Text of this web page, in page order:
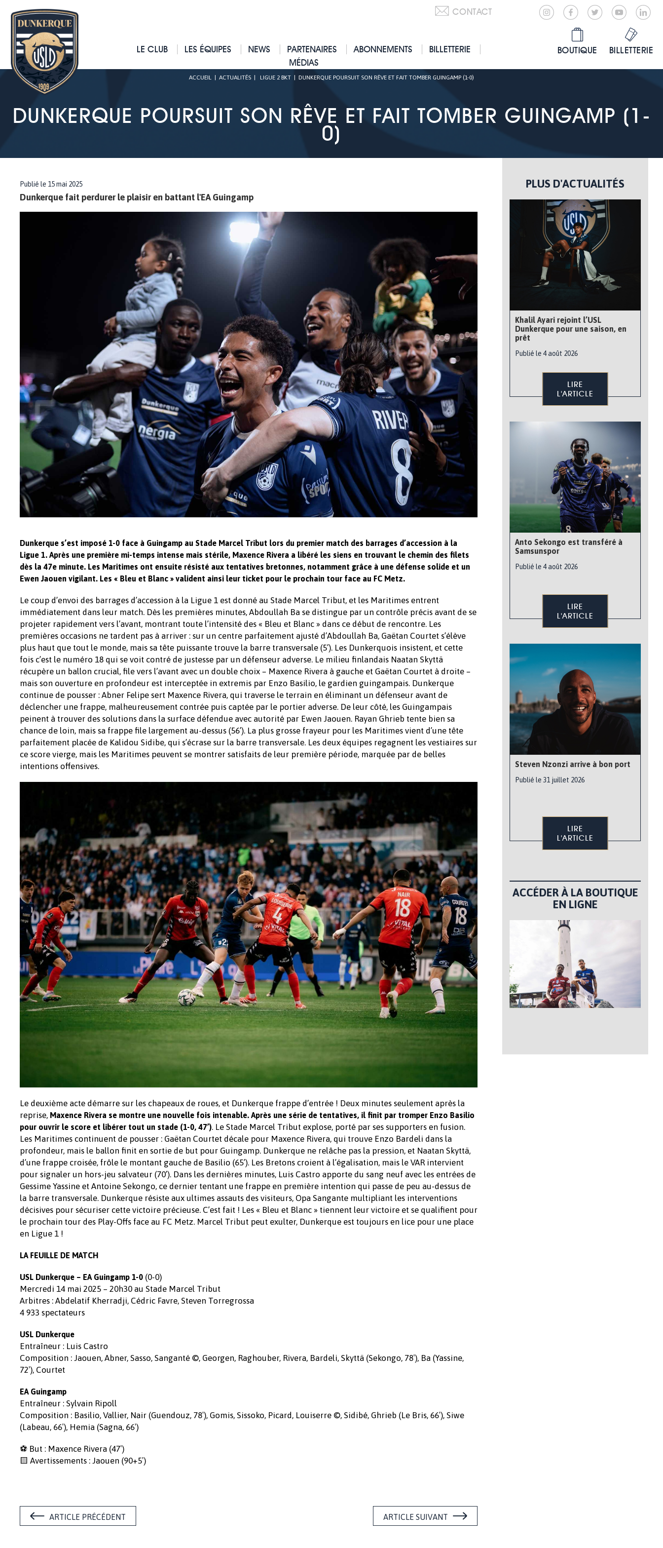
CONTACT
LE CLUB LES ÉQUIPES NEWS PARTENAIRES ABONNEMENTS
BILLETTERIE
MÉDIAS
BOUTIQUE BILLETTERIE
ACCUEIL ACTUALITÉS LIGUE 2 BKT DUNKERQUE POURSUIT SON RÊVE ET FAIT TOMBER GUINGAMP (1-0)
DUNKERQUE POURSUIT SON RÊVE ET FAIT TOMBER GUINGAMP (1-
0)
Publié le 15 mai 2025
Dunkerque fait perdurer le plaisir en battant l'EA Guingamp
Dunkerque s’est imposé 1-0 face à Guingamp au Stade Marcel Tribut lors du premier match des barrages d’accession à la
Ligue 1. Après une première mi-temps intense mais stérile, Maxence Rivera a libéré les siens en trouvant le chemin des filets
dès la 47e minute. Les Maritimes ont ensuite résisté aux tentatives bretonnes, notamment grâce à une défense solide et un
Ewen Jaouen vigilant. Les « Bleu et Blanc » valident ainsi leur ticket pour le prochain tour face au FC Metz.
Le coup d’envoi des barrages d’accession à la Ligue 1 est donné au Stade Marcel Tribut, et les Maritimes entrent
immédiatement dans leur match. Dès les premières minutes, Abdoullah Ba se distingue par un contrôle précis avant de se
projeter rapidement vers l’avant, montrant toute l’intensité des « Bleu et Blanc » dans ce début de rencontre. Les
premières occasions ne tardent pas à arriver : sur un centre parfaitement ajusté d’Abdoullah Ba, Gaëtan Courtet s’élève
plus haut que tout le monde, mais sa tête puissante trouve la barre transversale (5’). Les Dunkerquois insistent, et cette
fois c’est le numéro 18 qui se voit contré de justesse par un défenseur adverse. Le milieu finlandais Naatan Skyttä
récupère un ballon crucial, file vers l’avant avec un double choix – Maxence Rivera à gauche et Gaëtan Courtet à droite –
mais son ouverture en profondeur est interceptée in extremis par Enzo Basilio, le gardien guingampais. Dunkerque
continue de pousser : Abner Felipe sert Maxence Rivera, qui traverse le terrain en éliminant un défenseur avant de
déclencher une frappe, malheureusement contrée puis captée par le portier adverse. De leur côté, les Guingampais
peinent à trouver des solutions dans la surface défendue avec autorité par Ewen Jaouen. Rayan Ghrieb tente bien sa
chance de loin, mais sa frappe file largement au-dessus (56’). La plus grosse frayeur pour les Maritimes vient d’une tête
parfaitement placée de Kalidou Sidibe, qui s’écrase sur la barre transversale. Les deux équipes regagnent les vestiaires sur
ce score vierge, mais les Maritimes peuvent se montrer satisfaits de leur première période, marquée par de belles
intentions offensives.
Le deuxième acte démarre sur les chapeaux de roues, et Dunkerque frappe d’entrée ! Deux minutes seulement après la
reprise, Maxence Rivera se montre une nouvelle fois intenable. Après une série de tentatives, il finit par tromper Enzo Basilio
pour ouvrir le score et libérer tout un stade (1-0, 47’). Le Stade Marcel Tribut explose, porté par ses supporters en fusion.
Les Maritimes continuent de pousser : Gaëtan Courtet décale pour Maxence Rivera, qui trouve Enzo Bardeli dans la
profondeur, mais le ballon finit en sortie de but pour Guingamp. Dunkerque ne relâche pas la pression, et Naatan Skyttä,
d’une frappe croisée, frôle le montant gauche de Basilio (65’). Les Bretons croient à l’égalisation, mais le VAR intervient
pour signaler un hors-jeu salvateur (70’). Dans les dernières minutes, Luis Castro apporte du sang neuf avec les entrées de
Gessime Yassine et Antoine Sekongo, ce dernier tentant une frappe en première intention qui passe de peu au-dessus de
la barre transversale. Dunkerque résiste aux ultimes assauts des visiteurs, Opa Sangante multipliant les interventions
décisives pour sécuriser cette victoire précieuse. C’est fait ! Les « Bleu et Blanc » tiennent leur victoire et se qualifient pour
le prochain tour des Play-Offs face au FC Metz. Marcel Tribut peut exulter, Dunkerque est toujours en lice pour une place
en Ligue 1 !
LA FEUILLE DE MATCH
USL Dunkerque – EA Guingamp 1-0 (0-0)
Mercredi 14 mai 2025 – 20h30 au Stade Marcel Tribut
Arbitres : Abdelatif Kherradji, Cédric Favre, Steven Torregrossa
4 933 spectateurs
USL Dunkerque
Entraîneur : Luis Castro
Composition : Jaouen, Abner, Sasso, Sanganté ©, Georgen, Raghouber, Rivera, Bardeli, Skyttä (Sekongo, 78′), Ba (Yassine,
72′), Courtet
EA Guingamp
Entraîneur : Sylvain Ripoll
Composition : Basilio, Vallier, Nair (Guendouz, 78′), Gomis, Sissoko, Picard, Louiserre ©, Sidibé, Ghrieb (Le Bris, 66′), Siwe
(Labeau, 66′), Hemia (Sagna, 66′)
⚽ But : Maxence Rivera (47′)
🟨 Avertissements : Jaouen (90+5′)
ARTICLE PRÉCÉDENT ARTICLE SUIVANT
PLUS D'ACTUALITÉS
Khalil Ayari rejoint l’USL
Dunkerque pour une saison, en
prêt
Publié le 4 août 2026
LIRE
L'ARTICLE
Anto Sekongo est transféré à
Samsunspor
Publié le 4 août 2026
LIRE
L'ARTICLE
Steven Nzonzi arrive à bon port
Publié le 31 juillet 2026
LIRE
L'ARTICLE
ACCÉDER À LA BOUTIQUE
EN LIGNE